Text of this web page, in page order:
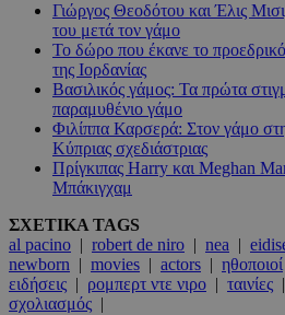
Γιώργος Θεοδότου και Έλις
του μετά τον γάμο
Το δώρο που έκανε το
της Ιορδανίας
Βασιλικός γάμος: Τα πρώτα
παραμυθένιο γάμο
Φιλίππα Καρσερά: Στον γάμο
Κύπριας σχεδιάστριας
Πρίγκιπας Harry και Meghan
Μπάκιγχαμ
ΣΧΕΤΙΚΑ TAGS
al pacino | robert de niro | nea |
newborn | movies | actors | ηθοποιοί
ειδήσεις | ρομπερτ ντε νιρο | ταινίες |
σχολιασμός |